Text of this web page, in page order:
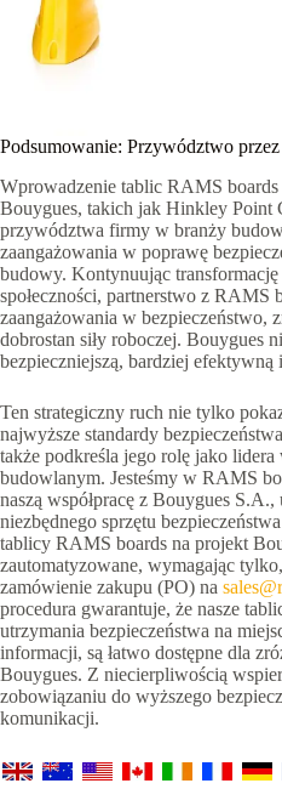
Podsumowanie: Przywództwo przez
Wprowadzenie tablic RAMS
Bouygues, takich jak Hinkley Point
przywództwa firmy w branży
zaangażowania w poprawę
budowy. Kontynuując transformację
społeczności, partnerstwo z RAMS
zaangażowania w bezpieczeństwo,
dobrostan siły roboczej. Bouygues
bezpieczniejszą, bardziej efektywną
Ten strategiczny ruch nie tylko
najwyższe standardy
także podkreśla jego rolę jako
budowlanym. Jesteśmy w RAMS
naszą współpracę z Bouygues
niezbędnego sprzętu
tablicy RAMS boards na projekt
zautomatyzowane, wymagając
zamówienie zakupu (PO) na
procedura gwarantuje, że nasze
utrzymania bezpieczeństwa na
informacji, są łatwo dostępne dla
Bouygues. Z niecierpliwością
zobowiązaniu do wyższego
komunikacji.